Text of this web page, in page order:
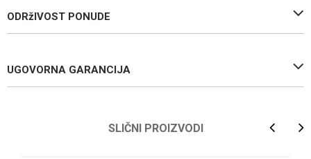
ODRžIVOST PONUDE
UGOVORNA GARANCIJA
SLIČNI PROIZVODI